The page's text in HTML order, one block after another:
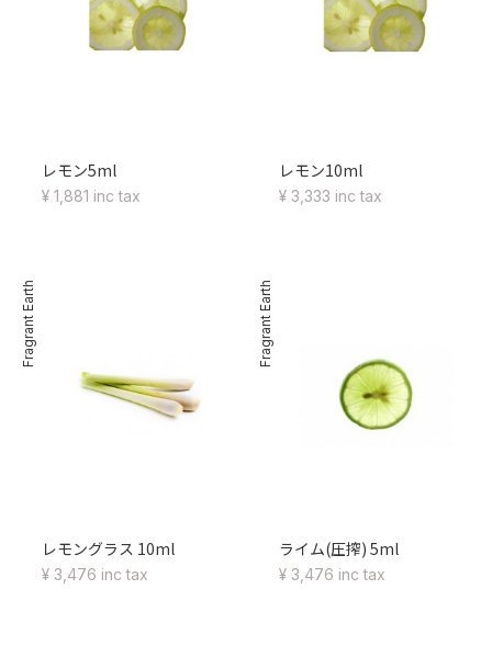
レモン5ml
¥ 1,881 inc tax
レモン10ml
¥ 3,333 inc tax
Fragrant Earth
レモングラス 10ml
¥ 3,476 inc tax
Fragrant Earth
ライム(圧搾) 5ml
¥ 3,476 inc tax